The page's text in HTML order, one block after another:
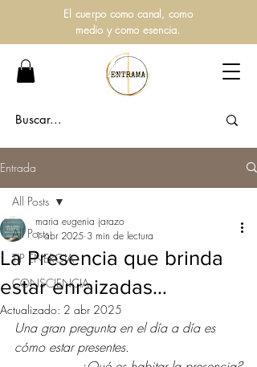
El cuerpo como canal, como
medio y como esencia.
Entrada
All Posts
TIP ENERGIA
CONSCIENCIA
All Posts
La Presencia que brinda
estar enraizadas…
maria eugenia jarazo
1 abr 2025 3 min de lectura
Actualizado: 2 abr 2025
Una gran pregunta en el día a día es
cómo estar presentes.